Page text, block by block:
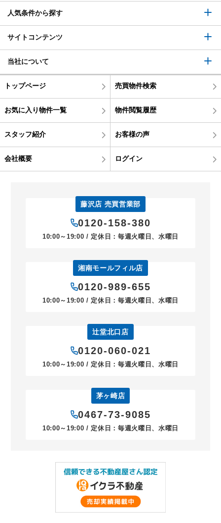
人気条件から探す
サイトコンテンツ
当社について
トップページ 売買物件検索
お気に入り物件一覧 物件閲覧履歴
スタッフ紹介 お客様の声
会社概要 ログイン
藤沢店 売買営業部
0120-158-380
10:00～19:00 / 定休日：毎週火曜日、水曜日
湘南モールフィル店
0120-989-655
10:00～19:00 / 定休日：毎週火曜日、水曜日
辻堂北口店
0120-060-021
10:00～19:00 / 定休日：毎週火曜日、水曜日
茅ヶ崎店
0467-73-9085
10:00～19:00 / 定休日：毎週火曜日、水曜日